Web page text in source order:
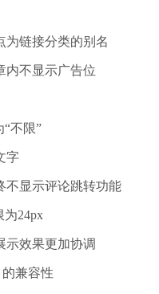
为链接分类的别名
内不显示广告位
“不限”
字
不显示评论跳转功能
为24px
示效果更加协调
的兼容性